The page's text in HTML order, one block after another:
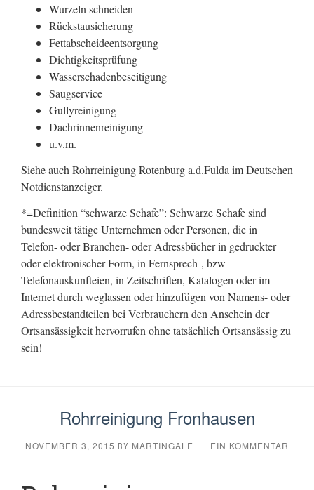
Wurzeln schneiden
Rückstausicherung
Fettabscheideentsorgung
Dichtigkeitsprüfung
Wasserschadenbeseitigung
Saugservice
Gullyreinigung
Dachrinnenreinigung
u.v.m.
Siehe auch Rohrreinigung Rotenburg a.d.Fulda im Deutschen
Notdienstanzeiger.
*=Definition “schwarze Schafe”: Schwarze Schafe sind
bundesweit tätige Unternehmen oder Personen, die in
Telefon- oder Branchen- oder Adressbücher in gedruckter
oder elektronischer Form, in Fernsprech-, bzw
Telefonauskunfteien, in Zeitschriften, Katalogen oder im
Internet durch weglassen oder hinzufügen von Namens- oder
Adressbestandteilen bei Verbrauchern den Anschein der
Ortsansässigkeit hervorrufen ohne tatsächlich Ortsansässig zu
sein!
Rohrreinigung Fronhausen
NOVEMBER 3, 2015 BY MARTINGALE · EIN KOMMENTAR